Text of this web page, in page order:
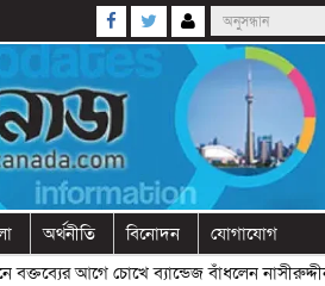
অর্থনীতি বিনোদন যোগাযোগ
আগে চোখে ব্যান্ডেজ বাঁধলেন নাসীরুদ্দীন